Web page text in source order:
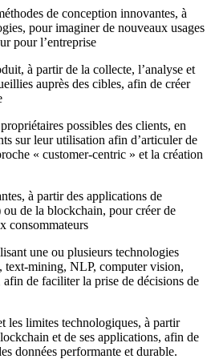
de conception innovantes, à
pour imaginer de nouveaux usages
pour l’entreprise
à partir de la collecte, l’analyse et
auprès des cibles, afin de créer
possibles des clients, en
sur leur utilisation afin d’articuler de
« customer-centric » et la création
à partir des applications de
de la blockchain, pour créer de
consommateurs
une ou plusieurs technologies
text-mining, NLP, computer vision,
de faciliter la prise de décisions de
les limites technologiques, à partir
et de ses applications, afin de
données performante et durable.